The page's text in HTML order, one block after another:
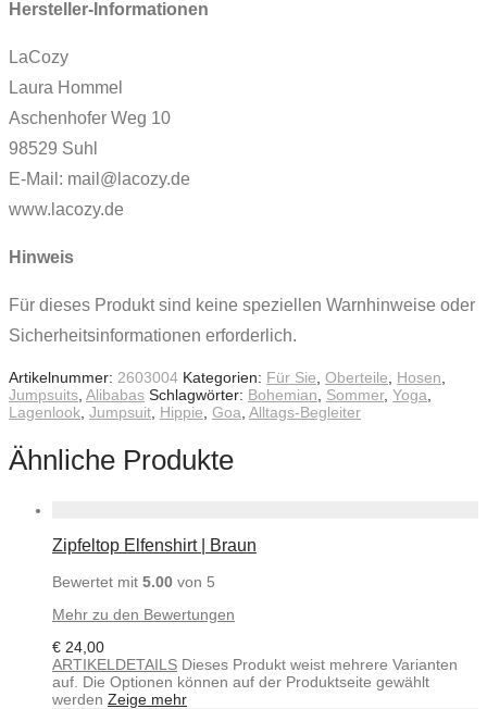
Hersteller-Informationen
LaCozy
Laura Hommel
Aschenhofer Weg 10
98529 Suhl
E-Mail: mail@lacozy.de
www.lacozy.de
Hinweis
Für dieses Produkt sind keine speziellen Warnhinweise oder
Sicherheitsinformationen erforderlich.
Artikelnummer: 2603004 Kategorien: Für Sie Oberteile Hosen
Jumpsuits Alibabas Schlagwörter: Bohemian Sommer, Yoga
Lagenlook Jumpsuit Hippie Goa Alltags-Begleiter
Ähnliche Produkte
Zipfeltop Elfenshirt | Braun
Bewertet mit 5.00 von 5
Mehr zu den Bewertungen
€ 24,00
ARTIKELDETAILS Dieses Produkt weist mehrere Varianten
auf. Die Optionen können auf der Produktseite gewählt
werden Zeige mehr